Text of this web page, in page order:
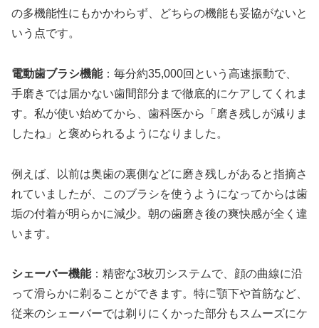
の多機能性にもかかわらず、どちらの機能も妥協がないと
いう点です。
電動歯ブラシ機能：毎分約35,000回という高速振動で、
手磨きでは届かない歯間部分まで徹底的にケアしてくれま
す。私が使い始めてから、歯科医から「磨き残しが減りま
したね」と褒められるようになりました。
例えば、以前は奥歯の裏側などに磨き残しがあると指摘さ
れていましたが、このブラシを使うようになってからは歯
垢の付着が明らかに減少。朝の歯磨き後の爽快感が全く違
います。
シェーバー機能：精密な3枚刃システムで、顔の曲線に沿
って滑らかに剃ることができます。特に顎下や首筋など、
従来のシェーバーでは剃りにくかった部分もスムーズにケ